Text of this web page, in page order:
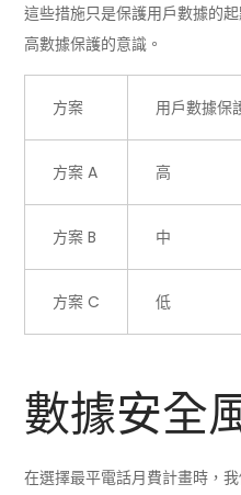
這些措施只是保護用戶數據的
高數據保護的意識。
方案 用戶數據保
方案 A 高
方案 B 中
方案 C 低
數據安全
在選擇最平電話月費計畫時，